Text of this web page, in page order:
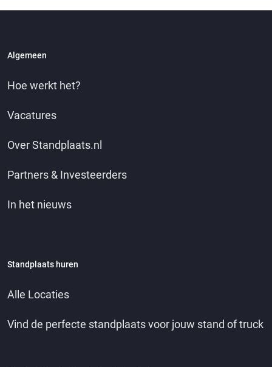
Algemeen
Hoe werkt het?
Vacatures
Over Standplaats.nl
Partners & Investeerders
In het nieuws
Standplaats huren
Alle Locaties
Vind de perfecte standplaats voor jouw stand of truck